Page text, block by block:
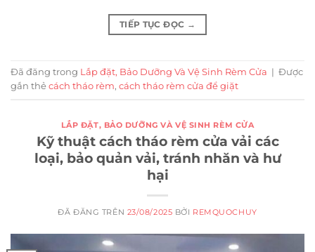
TIẾP TỤC ĐỌC →
Đã đăng trong Lắp đặt, Bảo Dưỡng Và Vệ Sinh Rèm Cửa | Được
gắn thẻ cách tháo rèm, cách tháo rèm cửa để giặt
LẮP ĐẶT, BẢO DƯỠNG VÀ VỆ SINH RÈM CỬA
Kỹ thuật cách tháo rèm cửa vải các
loại, bảo quản vải, tránh nhăn và hư
hại
ĐÃ ĐĂNG TRÊN 23/08/2025 BỞI REMQUOCHUY